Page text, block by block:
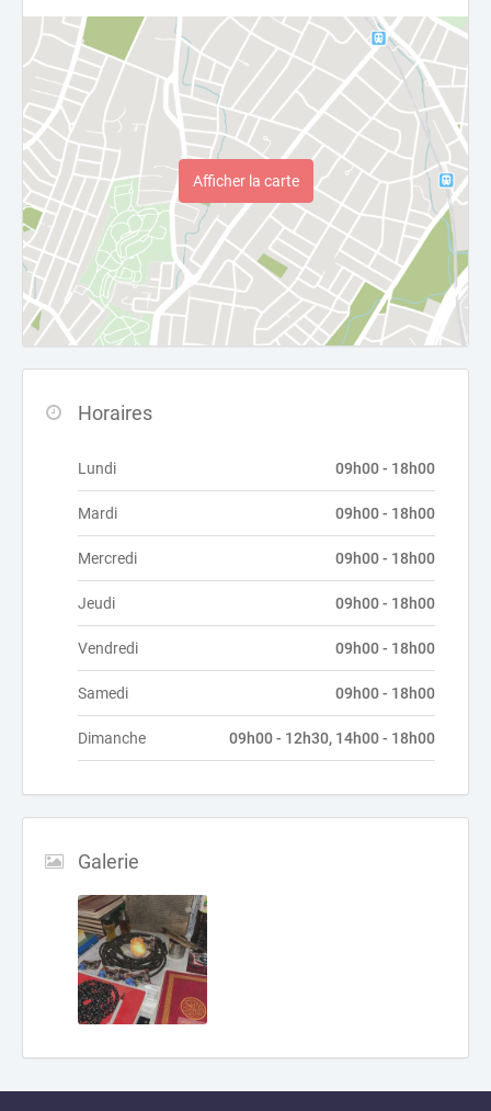
Afficher la carte
Horaires
Lundi 09h00 - 18h00
Mardi 09h00 - 18h00
Mercredi 09h00 - 18h00
Jeudi 09h00 - 18h00
Vendredi 09h00 - 18h00
Samedi 09h00 - 18h00
Dimanche 09h00 - 12h30, 14h00 - 18h00
Galerie